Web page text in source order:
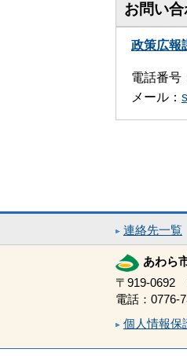
お問い
政策広報
電話番号
メール：
連絡先一覧
あわら
〒919-0692
電話：0776-
個人情報保